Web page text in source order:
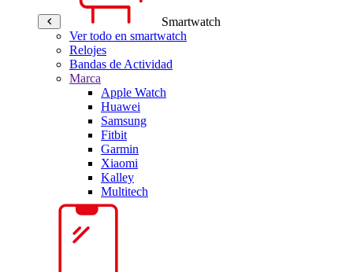
Smartwatch
Ver todo en smartwatch
Relojes
Bandas de Actividad
Marca
Apple Watch
Huawei
Samsung
Fitbit
Garmin
Xiaomi
Kalley
Multitech